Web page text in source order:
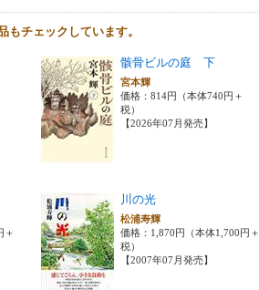
もチェックしています。
骸骨ビルの庭 下
宮本輝
価格：814円（本体740円＋
税）
【2026年07月発売】
＋
川の光
松浦寿輝
価格：1,870円（本体1,700円＋
税）
【2007年07月発売】